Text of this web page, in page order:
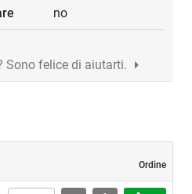
no
Sono felice di aiutarti.
Ordine